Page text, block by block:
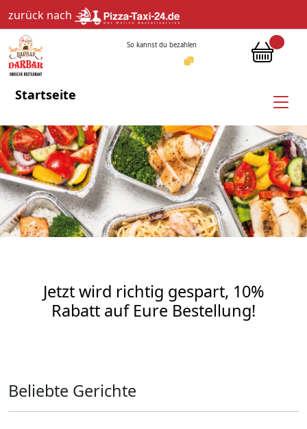
zurück nach
So kannst du bezahlen
Startseite
Jetzt wird richtig gespart, 10%
Rabatt auf Eure Bestellung!
Beliebte Gerichte